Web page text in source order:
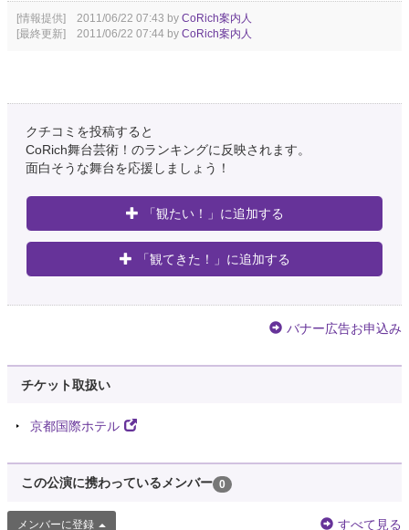
[情報提供] 2011/06/22 07:43 by CoRich案内人
[最終更新] 2011/06/22 07:44 by CoRich案内人
クチコミを投稿すると
CoRich舞台芸術！のランキングに反映されます。
面白そうな舞台を応援しましょう！
「観たい！」に追加する
「観てきた！」に追加する
バナー広告お申込み
チケット取扱い
京都国際ホテル
この公演に携わっているメンバー 0
メンバーに登録 すべて見る